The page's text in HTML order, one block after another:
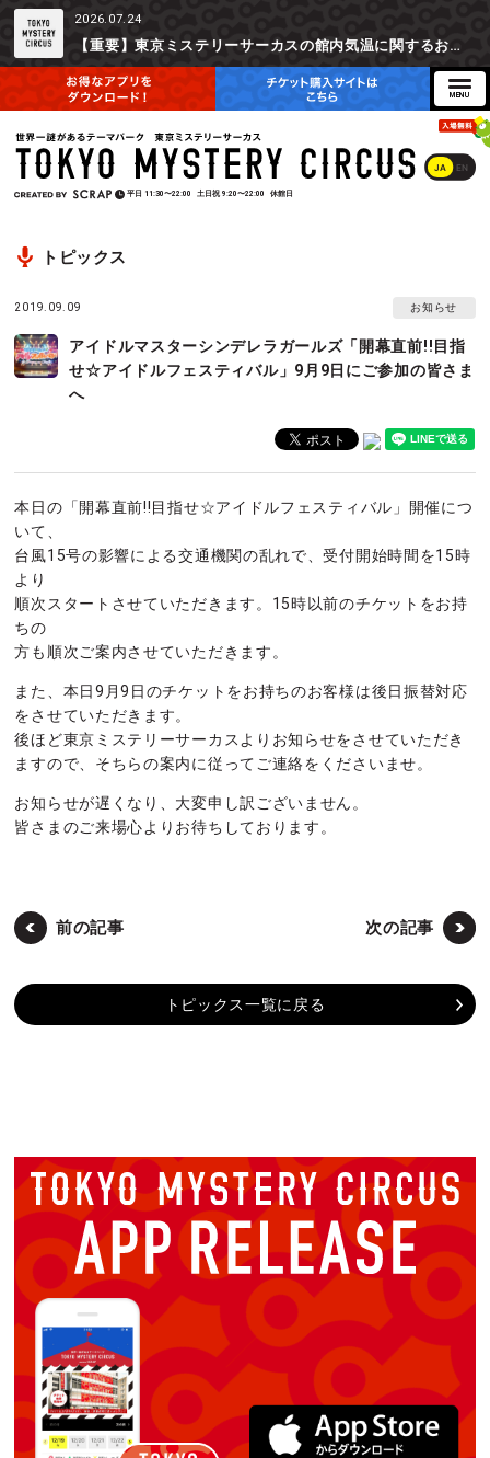
2026.07.24
【重要】東京ミステリーサーカスの館内気温に関するお詫びとご参加辞退時の返金対応について
JA EN
平日 11:30〜22:00 土日祝 9:20〜22:00 休館日
トピックス
2019.09.09 お知らせ
アイドルマスターシンデレラガールズ「開幕直前!!目指
せ☆アイドルフェスティバル」9月9日にご参加の皆さま
へ
本日の「開幕直前!!目指せ☆アイドルフェスティバル」開催につ
いて、
台風15号の影響による交通機関の乱れで、受付開始時間を15時
より
順次スタートさせていただきます。15時以前のチケットをお持
ちの
方も順次ご案内させていただきます。
また、本日9月9日のチケットをお持ちのお客様は後日振替対応
をさせていただきます。
後ほど東京ミステリーサーカスよりお知らせをさせていただき
ますので、そちらの案内に従ってご連絡をくださいませ。
お知らせが遅くなり、大変申し訳ございません。
皆さまのご来場心よりお待ちしております。
前の記事 次の記事
トピックス一覧に戻る